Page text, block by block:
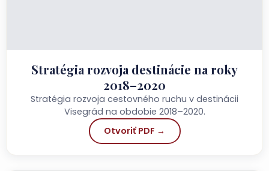
Stratégia rozvoja destinácie na roky
2018–2020
Stratégia rozvoja cestovného ruchu v destinácii
Visegrád na obdobie 2018–2020.
Otvoriť PDF →